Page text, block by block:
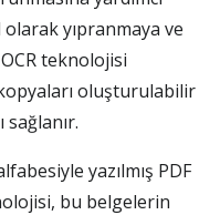
yıpranmaya ve
teknolojisi
oluşturulabilir
yazılmış PDF
bu belgelerin